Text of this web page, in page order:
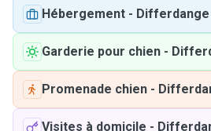
Hébergement - Differdange
Garderie pour chien -
Promenade chien -
Visites à domicile -